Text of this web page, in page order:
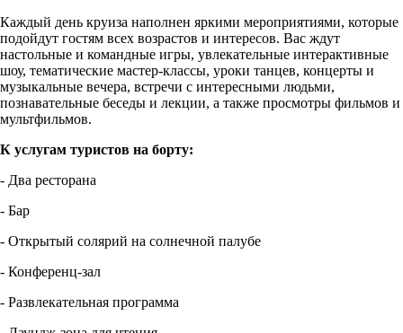
Каждый день круиза наполнен яркими мероприятиями, которые
подойдут гостям всех возрастов и интересов. Вас ждут
настольные и командные игры, увлекательные интерактивные
шоу, тематические мастер-классы, уроки танцев, концерты и
музыкальные вечера, встречи с интересными людьми,
познавательные беседы и лекции, а также просмотры фильмов и
мультфильмов.
К услугам туристов на борту:
- Два ресторана
- Бар
- Открытый солярий на солнечной палубе
- Конференц-зал
- Развлекательная программа